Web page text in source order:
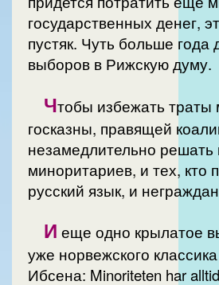
государственных денег,
пустяк. Чуть больше года до очередных
выборов в Рижскую думу.
Чтобы избежать траты
госказны, правящей
незамедлительно решать
миноритариев, и тех, кто
русский язык, и
И еще одно крылатое
уже норвежского
Ибсена: Minoriteten har